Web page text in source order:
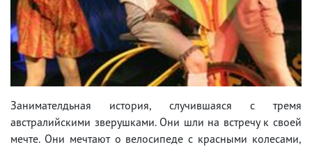
Занимателдьная история, случившаяся с тремя
австралийскими зверушками. Они шли на встречу к своей
мечте. Они мечтают о велосипеде с красными колесами,